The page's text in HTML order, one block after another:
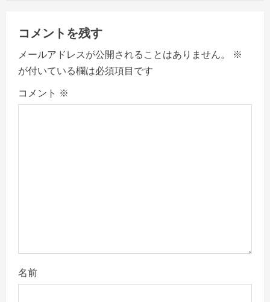
v
i
g
a
コメントを残す
メールアドレスが公開されることはありません。
※
が付いている欄は必須項目です
コメント ※
名前